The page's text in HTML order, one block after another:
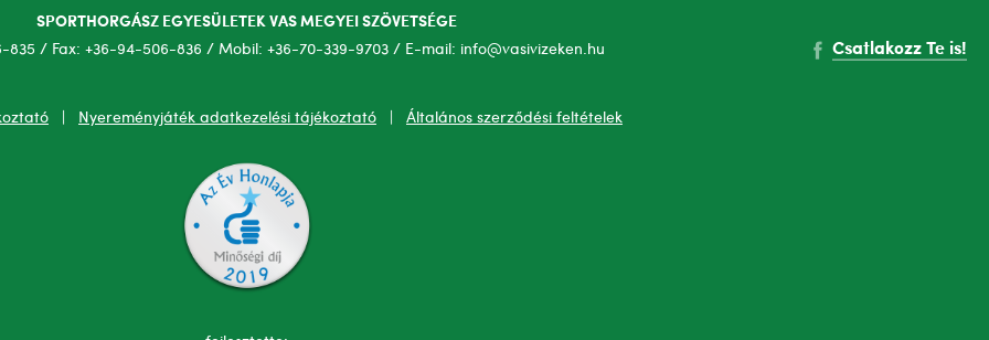
SPORTHORGÁSZ EGYESÜLETEK VAS MEGYEI SZÖVETSÉGE
835 / Fax: +36-94-506-836 / Mobil: +36-70-339-9703 / E-mail: info@vasivizeken.hu
| Nyereményjáték adatkezelési tájékoztató| Általános szerződési feltételek
Csatlakozz Te is!